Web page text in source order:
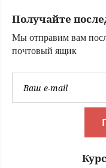
Получайте
Мы отправим вам
почтовый ящик